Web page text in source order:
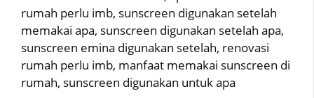
rumah perlu imb, sunscreen digunakan setelah
memakai apa, sunscreen digunakan setelah apa,
sunscreen emina digunakan setelah, renovasi
rumah perlu imb, manfaat memakai sunscreen di
rumah, sunscreen digunakan untuk apa